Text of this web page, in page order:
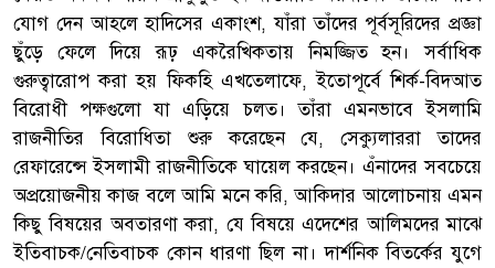
যোগ দেন আহলে হাদিসের একাংশ, যাঁরা তাঁদের পূর্বসূরিদের প্রজ্ঞা
ছুঁড়ে ফেলে দিয়ে রূঢ় একরৈখিকতায় নিমজ্জিত হন। সর্বাধিক
গুরুত্বারোপ করা হয় ফিকহি এখতেলাফে, ইতোপূর্বে শির্ক-বিদআত
বিরোধী পক্ষগুলো যা এড়িয়ে চলত। তাঁরা এমনভাবে ইসলামি
রাজনীতির বিরোধিতা শুরু করেছেন যে, সেক্যুলাররা তাদের
রেফারেন্সে ইসলামী রাজনীতিকে ঘায়েল করছেন। এঁনাদের সবচেয়ে
অপ্রয়োজনীয় কাজ বলে আমি মনে করি, আকিদার আলোচনায় এমন
কিছু বিষয়ের অবতারণা করা, যে বিষয়ে এদেশের আলিমদের মাঝে
ইতিবাচক/নেতিবাচক কোন ধারণা ছিল না। দার্শনিক বিতর্কের যুগে